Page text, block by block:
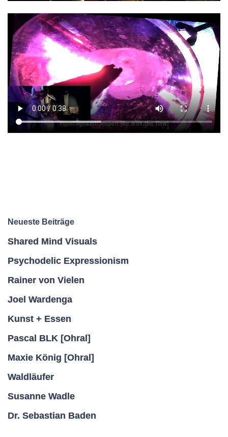
Neueste Beiträge
Shared Mind Visuals
Psychodelic Expressionism
Rainer von Vielen
Joel Wardenga
Kunst + Essen
Pascal BLK [Ohral]
Maxie König [Ohral]
Waldläufer
Susanne Wadle
Dr. Sebastian Baden